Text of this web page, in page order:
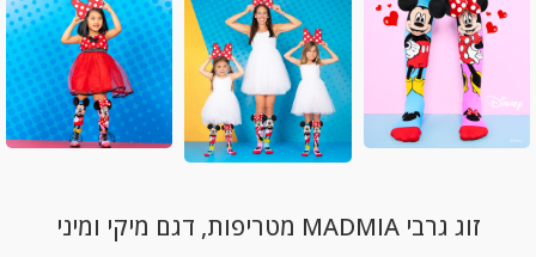
זוג גרבי MADMIA מטריפות, דגם מיקי ומיני